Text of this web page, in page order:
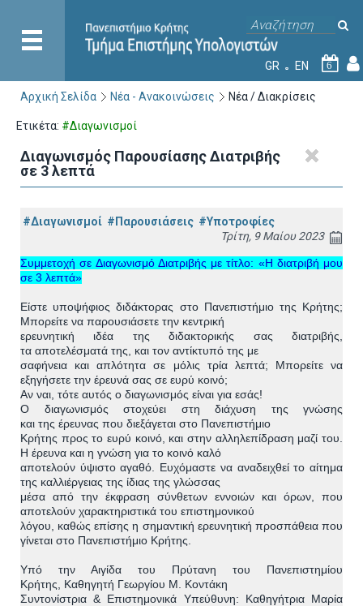
GR EN 6
Αρχική Σελίδα Νέα - Ανακοινώσεις Νέα / Διακρίσεις
Ετικέτα: #Διαγωνισμοί
Διαγωνισμός Παρουσίασης Διατριβής
σε 3 λεπτά
#Διαγωνισμοί #Παρουσιάσεις #Υποτροφίες
Τρίτη, 9 Μαίου 2023
Συμμετοχή σε Διαγωνισμό Διατριβής με τίτλο: «Η διατριβή μου
σε 3 λεπτά»
Είστε υποψήφιος διδάκτορας στο Πανεπιστήμιο της Κρήτης;
Μπορείτε να παρουσιάσετε την κεντρική
ερευνητική ιδέα της διδακτορικής σας διατριβής,
τα αποτελέσματά της, και τον αντίκτυπό της με
σαφήνεια και απλότητα σε μόλις τρία λεπτά; Μπορείτε να
εξηγήσετε την έρευνά σας σε ευρύ κοινό;
Αν ναι, τότε αυτός ο διαγωνισμός είναι για εσάς!
Ο διαγωνισμός στοχεύει στη διάχυση της γνώσης
και της έρευνας που διεξάγεται στο Πανεπιστήμιο
Κρήτης προς το ευρύ κοινό, και στην αλληλεπίδραση μαζί του.
Η έρευνα και η γνώση για το κοινό καλό
αποτελούν ύψιστο αγαθό. Ευχόμαστε να αναδειχθεί το αίτημα
της καλλιέργειας της ίδιας της γλώσσας
μέσα από την έκφραση σύνθετων εννοιών και όρων, που
αποτελούν χαρακτηριστικά του επιστημονικού
λόγου, καθώς επίσης η σημαντική ερευνητική προσπάθεια που
γίνεται στο Πανεπιστήμιο Κρήτης
Υπό την Αιγίδα του Πρύτανη του Πανεπιστημίου
Κρήτης
Καθηγητή Γεωργίου Μ. Κοντάκη
Συντονίστρια & Επιστημονικά Υπεύθυνη:
Καθηγήτρια Μαρία